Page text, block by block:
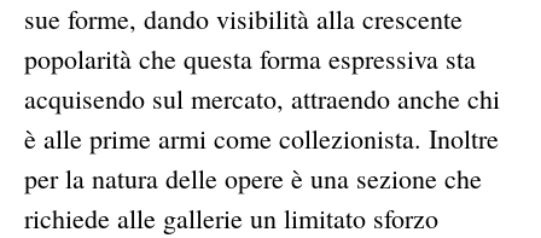
sue forme, dando visibilità alla crescente
popolarità che questa forma espressiva sta
acquisendo sul mercato, attraendo anche chi
è alle prime armi come collezionista. Inoltre
per la natura delle opere è una sezione che
richiede alle gallerie un limitato sforzo